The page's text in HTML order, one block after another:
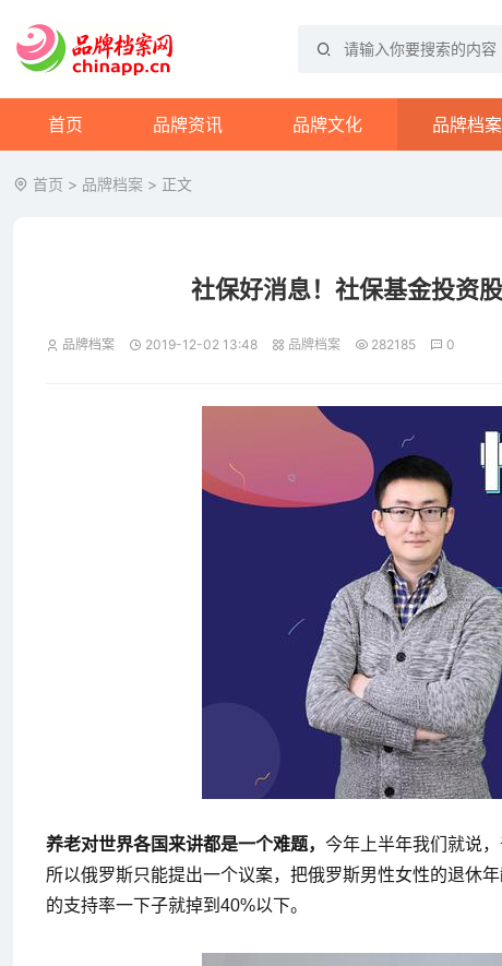
首页 品牌资讯 品牌文化 品牌档案
首页 > 品牌档案 > 正文
社保好消息！社保基金投资
品牌档案 2019-12-02 13:48 品牌档案 282185 0
养老对世界各国来讲都是一个难题， 今年上半年我们就说
所以俄罗斯只能提出一个议案，把俄罗斯男性女性的退休
的支持率一下子就掉到40%以下。